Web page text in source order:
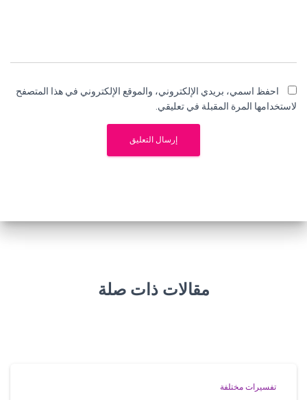
احفظ اسمي، بريدي الإلكتروني، والموقع الإلكتروني في هذا المتصفح
لاستخدامها المرة المقبلة في تعليقي.
مقالات ذات صلة
تفسيرات مختلفة